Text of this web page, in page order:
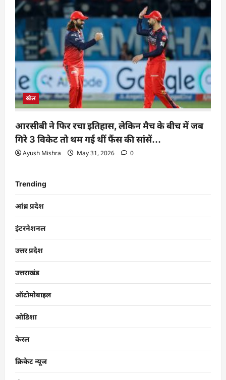
खेल
आरसीबी ने फिर रचा इतिहास, लेकिन मैच के बीच में जब
गिरे 3 विकेट तो थम गई थीं फैंस की सांसें…
Ayush Mishra May 31, 2026 0
Trending
आंध्र प्रदेश
इंटरनेशनल
उत्तर प्रदेश
उत्तराखंड
ऑटोमोबाइल
ओडिशा
केरल
क्रिकेट न्यूज